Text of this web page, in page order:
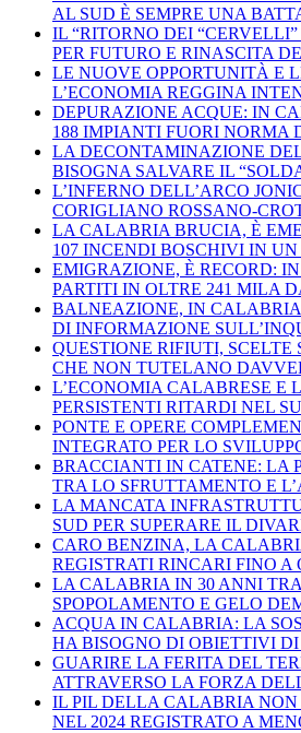
AL SUD È SEMPRE UNA
IL “RITORNO DEI
PER FUTURO E RINASCITA
LE NUOVE OPPORTUNITÀ E
L’ECONOMIA REGGINA
DEPURAZIONE ACQUE: IN
188 IMPIANTI FUORI NORMA
LA DECONTAMINAZIONE
BISOGNA SALVARE IL
L’INFERNO DELL’ARCO
CORIGLIANO ROSSANO-
LA CALABRIA BRUCIA, È
107 INCENDI BOSCHIVI IN UN
EMIGRAZIONE, È RECORD:
PARTITI IN OLTRE 241 MILA
BALNEAZIONE, IN CALABRIA
DI INFORMAZIONE
QUESTIONE RIFIUTI, SCELTE
CHE NON TUTELANO
L’ECONOMIA CALABRESE E
PERSISTENTI RITARDI NEL
PONTE E OPERE
INTEGRATO PER LO
BRACCIANTI IN CATENE: LA
TRA LO SFRUTTAMENTO E
LA MANCATA
SUD PER SUPERARE IL
CARO BENZINA, LA
REGISTRATI RINCARI FINO A
LA CALABRIA IN 30 ANNI
SPOPOLAMENTO E GELO
ACQUA IN CALABRIA: LA
HA BISOGNO DI OBIETTIVI
GUARIRE LA FERITA DEL
ATTRAVERSO LA FORZA
IL PIL DELLA CALABRIA NON
NEL 2024 REGISTRATO A